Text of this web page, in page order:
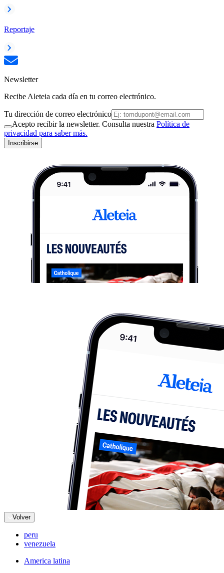
Reportaje
Newsletter
Recibe Aleteia cada día en tu correo electrónico.
Tu dirección de correo electrónico
Acepto recibir la newsletter. Consulta nuestra Política de
privacidad para saber más.
Inscribirse
Volver
peru
venezuela
America latina